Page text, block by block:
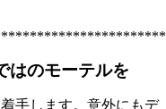
はのモーテルを
手します。意外にもデ